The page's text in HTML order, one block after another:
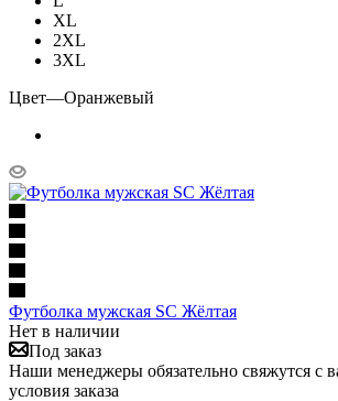
XL
2XL
3XL
Цвет—Оранжевый
Футболка мужская SC Жёлтая
Нет в наличии
Под заказ
Наши менеджеры обязательно свяжутся с
условия заказа